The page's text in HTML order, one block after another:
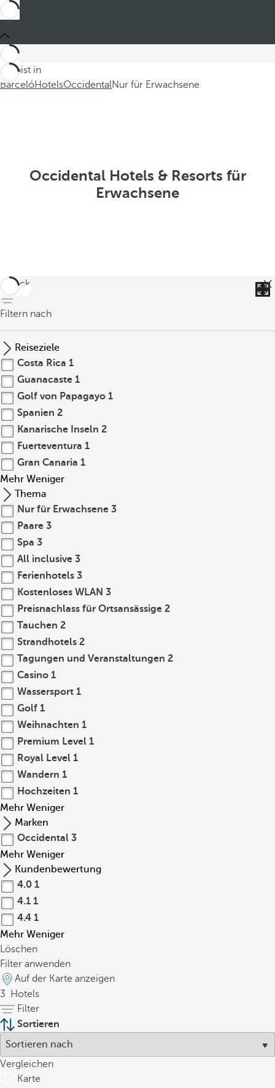
Du bist in
BarcelóHotelsOccidentalNur für Erwachsene
Occidental Hotels & Resorts für
Erwachsene
zurück
Filtern nach
Reiseziele
Costa Rica 1
Guanacaste 1
Golf von Papagayo 1
Spanien 2
Kanarische Inseln 2
Fuerteventura 1
Gran Canaria 1
Mehr Weniger
Thema
Nur für Erwachsene 3
Paare 3
Spa 3
All inclusive 3
Ferienhotels 3
Kostenloses WLAN 3
Preisnachlass für Ortsansässige 2
Tauchen 2
Strandhotels 2
Tagungen und Veranstaltungen 2
Casino 1
Wassersport 1
Golf 1
Weihnachten 1
Premium Level 1
Royal Level 1
Wandern 1
Hochzeiten 1
Mehr Weniger
Marken
Occidental 3
Mehr Weniger
Kundenbewertung
4.0 1
4.1 1
4.4 1
Mehr Weniger
Löschen
Filter anwenden
Auf der Karte anzeigen
3
Hotels
Filter
Sortieren
Vergleichen
Karte